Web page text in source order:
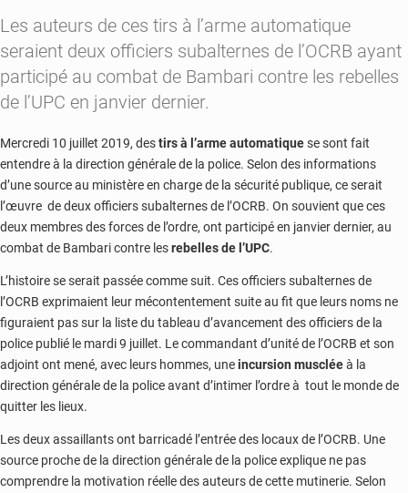
Les auteurs de ces tirs à l’arme automatique
seraient deux officiers subalternes de l’OCRB ayant
participé au combat de Bambari contre les rebelles
de l’UPC en janvier dernier.
Mercredi 10 juillet 2019, destirs à l’arme automatiquese sont fait
entendre à la direction générale de la police. Selon des informations
d’une source au ministère en charge de la sécurité publique, ce serait
l’œuvre de deux officiers subalternes de l’OCRB. On souvient que ces
deux membres des forces de l’ordre, ont participé en janvier dernier, au
combat de Bambari contre lesrebelles de l’UPC.
L’histoire se serait passée comme suit. Ces officiers subalternes de
l’OCRB exprimaient leur mécontentement suite au fit que leurs noms ne
figuraient pas sur la liste du tableau d’avancement des officiers de la
police publié le mardi 9 juillet. Le commandant d’unité de l’OCRB et son
adjoint ont mené, avec leurs hommes, uneincursion muscléeà la
direction générale de la police avant d’intimer l’ordre à tout le monde de
quitter les lieux.
Les deux assaillants ont barricadé l’entrée des locaux de l’OCRB. Une
source proche de la direction générale de la police explique ne pas
comprendre la motivation réelle des auteurs de cette mutinerie. Selon